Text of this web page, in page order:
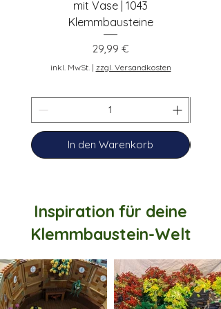
mit Vase | 1043
Klemmbausteine
Preis
29,99 €
inkl. MwSt.| zzgl. Versandkosten
In den Warenkorb
Inspiration für deine
Klemmbaustein-Welt